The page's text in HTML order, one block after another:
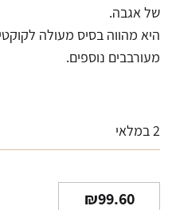
של אגבה.
היא מהווה בסיס מעולה
מעורבבים נוספים.
2 במלאי
₪99.60